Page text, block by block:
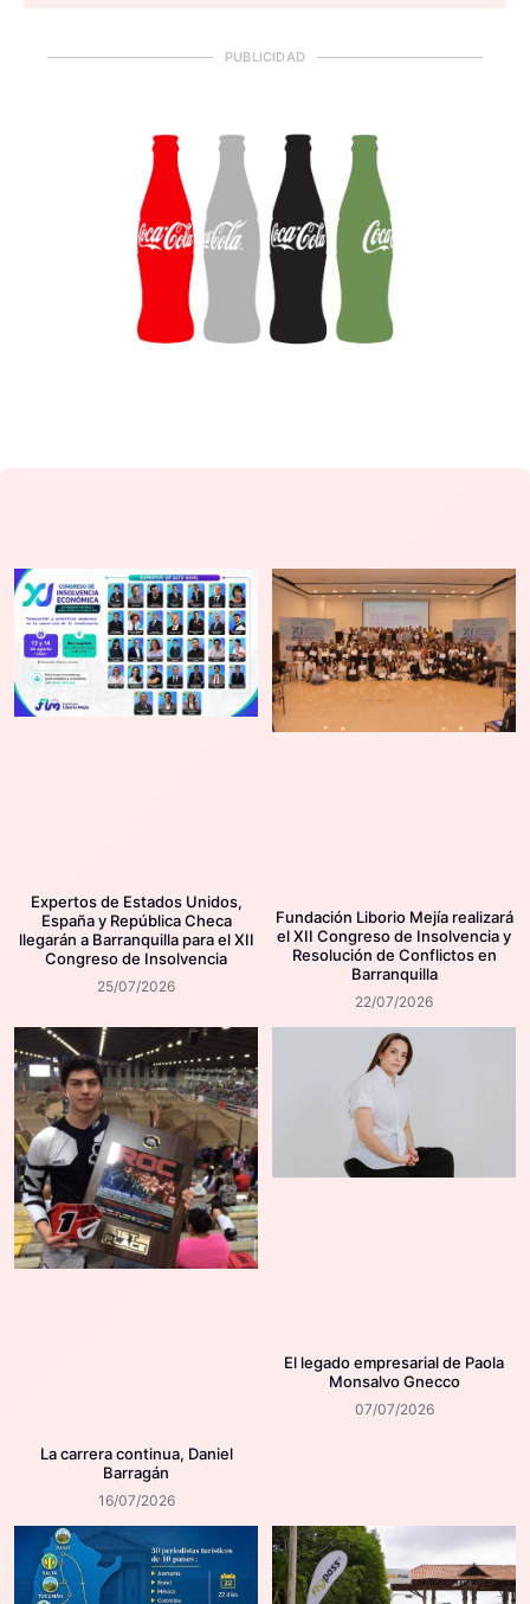
PUBLICIDAD
Expertos de Estados Unidos,
España y República Checa
llegarán a Barranquilla para el XII
Congreso de Insolvencia
25/07/2026
Fundación Liborio Mejía realizará
el XII Congreso de Insolvencia y
Resolución de Conflictos en
Barranquilla
22/07/2026
La carrera continua, Daniel
Barragán
16/07/2026
El legado empresarial de Paola
Monsalvo Gnecco
07/07/2026